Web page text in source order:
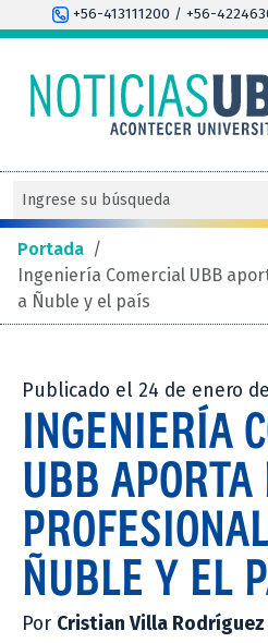
+56-413111200 / +56-
Portada /
Ingeniería Comercial UBB
a Ñuble y el país
Publicado el 24 de enero
INGENIERÍA
UBB APORTA
ÑUBLE Y EL
Por Cristian Villa Rodríguez